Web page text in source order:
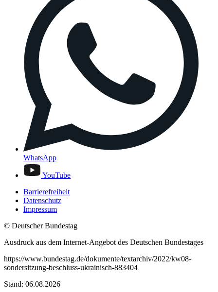
WhatsApp
YouTube
Barrierefreiheit
Datenschutz
Impressum
© Deutscher Bundestag
Ausdruck aus dem Internet-Angebot des Deutschen Bundestages
https://www.bundestag.de/dokumente/textarchiv/2022/kw08-
sondersitzung-beschluss-ukrainisch-883404
Stand: 06.08.2026